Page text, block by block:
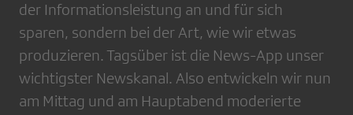
der Informationsleistung an und für sich
sparen, sondern bei der Art, wie wir etwas
produzieren. Tagsüber ist die News-App unser
wichtigster Newskanal. Also entwickeln wir nun
am Mittag und am Hauptabend moderierte